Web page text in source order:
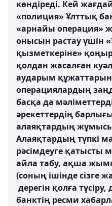
көндіреді. Кей
«полиция» Ұлттық
«арнайы операция»
онысын растау үшін
қызметкеріне»
қолдан жасалған
аударым
операциялардың
басқа да
әрекеттердің
алаяқтардың
Алаяқтардың түпкі
рәсімдеуге қатысты
айла табу, ақша
(соның ішінде сізге
дерегін қолға
банктің ресми